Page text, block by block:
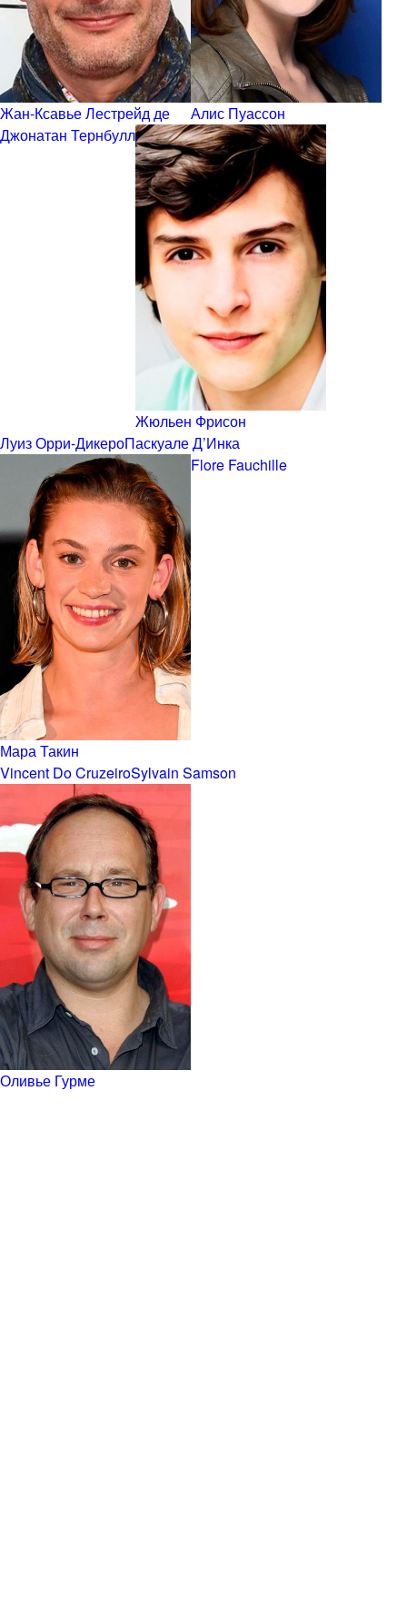
Жан-Ксавье Лестрейд де
Алис Пуассон
Джонатан Тернбулл
Жюльен Фрисон
Луиз Орри-ДикероПаскуале Д’Инка
Мара Такин
Flore Fauchille
Vincent Do CruzeiroSylvain Samson
Оливье Гурме